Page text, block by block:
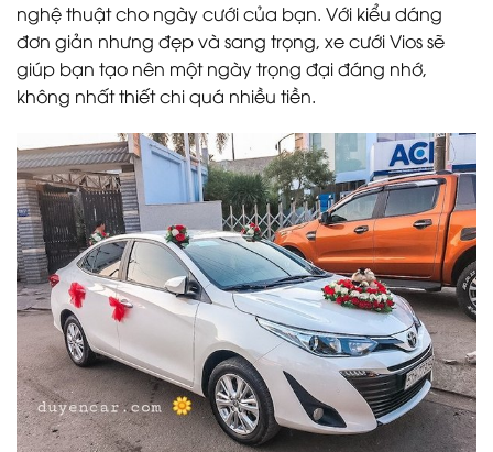
nghệ thuật cho ngày cưới của bạn. Với kiểu dáng
đơn giản nhưng đẹp và sang trọng, xe cưới Vios sẽ
giúp bạn tạo nên một ngày trọng đại đáng nhớ,
không nhất thiết chi quá nhiều tiền.